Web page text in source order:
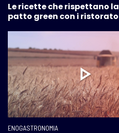
Le ricette che rispettano
patto green con i
ENOGASTRONOMIA